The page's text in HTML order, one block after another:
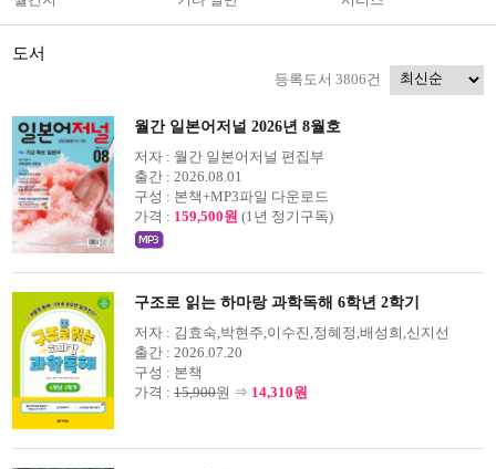
도서
등록도서 3806건
월간 일본어저널 2026년 8월호
저자 : 월간 일본어저널 편집부
출간 : 2026.08.01
구성 : 본책+MP3파일 다운로드
가격 : 159,500원 (1년 정기구독)
구조로 읽는 하마랑 과학독해 6학년 2학기
저자 : 김효숙,박현주,이수진,정혜정,배성희,신지선
출간 : 2026.07.20
구성 : 본책
가격 : 15,900원 ⇒ 14,310원